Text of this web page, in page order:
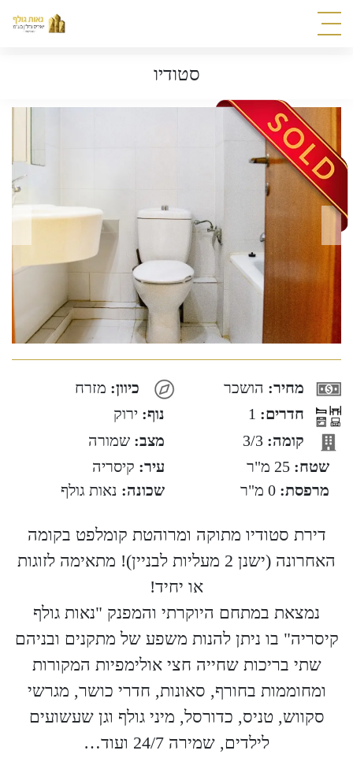
סטודיו
מחיר: הושכר כיוון: מזרח
חדרים: 1 נוף: ירוק
קומה: 3/3 מצב: שמורה
שטח: 25 מ"ר עיר: קיסריה
מרפסת: 0 מ"ר שכונה: נאות גולף
דירת סטודיו מתוקה ומרוהטת קומלפט בקומה
האחרונה (ישנן 2 מעליות לבניין)! מתאימה לזוגות
או יחיד!
נמצאת במתחם היוקרתי והמפנק "נאות גולף
קיסריה" בו ניתן להנות משפע של מתקנים ובניהם
שתי בריכות שחייה חצי אולימפיות המקורות
ומחוממות בחורף, סאונות, חדרי כושר, מגרשי
סקווש, טניס, כדורסל, מיני גולף וגן שעשועים
לילדים, שמירה 24/7 ועוד…